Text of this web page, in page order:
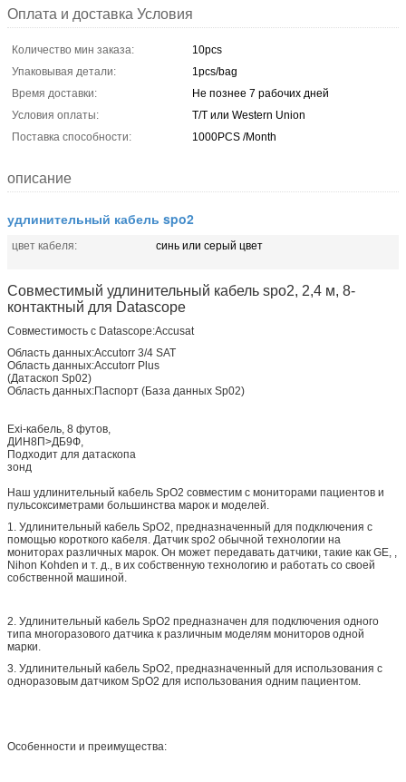
Оплата и доставка Условия
Количество мин заказа:
10pcs
Упаковывая детали:
1pcs/bag
Время доставки:
Не познее 7 рабочих дней
Условия оплаты:
T/T или Western Union
Поставка способности:
1000PCS /Month
описание
удлинительный кабель spo2
цвет кабеля: синь или серый цвет
Совместимый удлинительный кабель spo2, 2,4 м, 8-
контактный для Datascope
Совместимость с Datascope:Accusat
Область данных:Accutorr 3/4 SAT
Область данных:Accutorr Plus
(Датаскоп Sp02)
Область данных:Паспорт (База данных Sp02)
Exi-кабель, 8 футов,
ДИН8П>ДБ9Ф,
Подходит для датаскопа
зонд
Наш удлинительный кабель SpO2 совместим с мониторами пациентов и
пульсоксиметрами большинства марок и моделей.
1. Удлинительный кабель SpO2, предназначенный для подключения с
помощью короткого кабеля. Датчик spo2 обычной технологии на
мониторах различных марок. Он может передавать датчики, такие как GE, ,
Nihon Kohden и т. д., в их собственную технологию и работать со своей
собственной машиной.
2. Удлинительный кабель SpO2 предназначен для подключения одного
типа многоразового датчика к различным моделям мониторов одной
марки.
3. Удлинительный кабель SpO2, предназначенный для использования с
одноразовым датчиком SpO2 для использования одним пациентом.
Особенности и преимущества: